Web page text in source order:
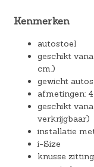
Kenmerken
autostoel
geschikt
cm.)
gewicht
afmetingen:
geschikt
verkrijgbaar)
installatie
i-Size
knusse